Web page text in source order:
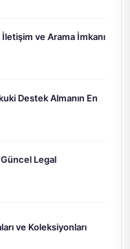
ve Arama İmkanı
Destek Almanın En
Legal
ve Koleksiyonları